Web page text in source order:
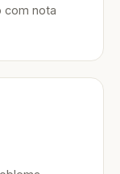
com nota